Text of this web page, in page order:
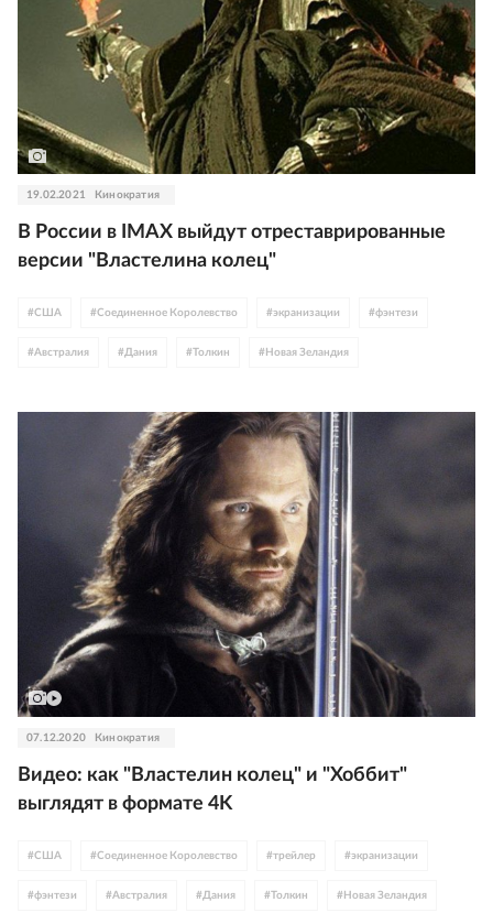
19.02.2021 Кинократия
В России в IMAX выйдут отреставрированные
версии "Властелина колец"
#США #Соединенное Королевство #экранизации #фэнтези
#Австралия # Дания #Толкин # Новая Зеландия
#Вигго Мортенсен Орландо Блум
#Хьюго Уивинг WB Discovery
07.12.2020 Кинократия
Видео: как "Властелин колец" и "Хоббит"
выглядят в формате 4K
#США #Соединенное Королевство #трейлер #экранизации
#фэнтези #Австралия # Дания #Толкин # Новая Зеландия